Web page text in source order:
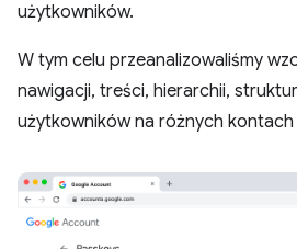
użytkowników.
W tym celu przeanalizowaliśmy
nawigacji, treści, hierarchii,
użytkowników na różnych